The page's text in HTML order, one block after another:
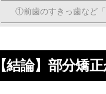
①前歯のすきっ歯など「
③矯正後に前歯だけ後戻
「10万円」と謳ってい
【結論】部分矯